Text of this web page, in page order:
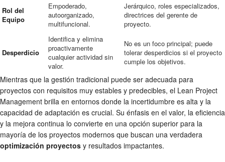
Rol del
Equipo
Empoderado,
autoorganizado,
multifuncional.
Jerárquico, roles especializados,
directrices del gerente de
proyecto.
Desperdicio
Identifica y elimina
proactivamente
cualquier actividad sin
valor.
No es un foco principal; puede
tolerar desperdicios si el proyecto
cumple los objetivos.
Mientras que la gestión tradicional puede ser adecuada para
proyectos con requisitos muy estables y predecibles, el Lean Project
Management brilla en entornos donde la incertidumbre es alta y la
capacidad de adaptación es crucial. Su énfasis en el valor, la eficiencia
y la mejora continua lo convierte en una opción superior para la
mayoría de los proyectos modernos que buscan una verdadera
optimización proyectos y resultados impactantes.